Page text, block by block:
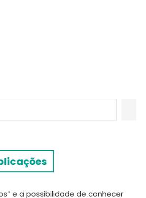
e a possibilidade de conhecer